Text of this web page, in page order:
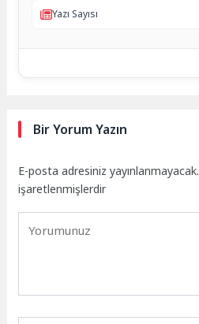
Yazı Sayısı
Bir Yorum Yazın
E-posta adresiniz yayınlanmayacak.
işaretlenmişlerdir